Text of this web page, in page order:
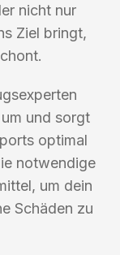
nicht nur
Ziel bringt,
und sorgt
optimal
notwendige
um dein
Schäden zu